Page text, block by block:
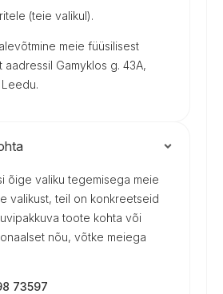
(teie valikul).
meie füüsilisest
aadressil Gamyklos g. 43A,
õige valiku tegemisega meie
valikust, teil on konkreetseid
toote kohta või
nõu, võtke meiega
73597